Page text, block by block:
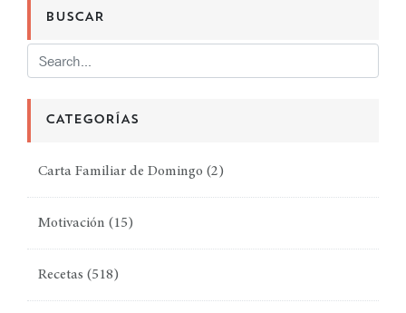
BUSCAR
CATEGORÍAS
Carta Familiar de Domingo (2)
Motivación (15)
Recetas (518)